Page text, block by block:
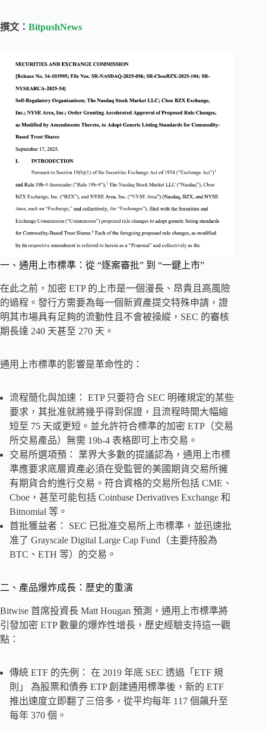
撰文： BitpushNews
一、通用上市標準：從 “逐案審批” 到 “一鍵上市”
在此之前，加密 ETP 的上市是一個漫長、昂貴且高風險
的過程。發行方需要為每一個新資產提交特殊申請，證
明其市場具有足夠的流動性且不會被操縱，SEC 的審核
期長達 240 天甚至 270 天。
通用上市標準的影響是革命性的：
流程簡化與加速： ETP 只要符合 SEC 明確規定的某些
要求，其批准就將幾乎得到保證，且流程時間大幅縮
短至 75 天或更短。並允許符合標準的加密 ETP（交易
所交易產品）無需 19b-4 表格即可上市交易。
交易所選項預： 業界大多數的提議認為，通用上市標
準應要求底層資產必須在受監管的美國期貨交易所擁
有期貨合約進行交易。符合資格的交易所包括 CME、
Cboe，甚至可能包括 Coinbase Derivatives Exchange 和
Bitnomial 等。
首批獲益者： SEC 已批准交易所上市標準，並迅速批
准了 Grayscale Digital Large Cap Fund（主要持股為
BTC、ETH 等）的交易。
二、產品爆炸成長：歷史的重演
Bitwise 首席投資長 Matt Hougan 預測，通用上市標準將
引發加密 ETP 數量的爆炸性增長，歷史經驗支持這一觀
點：
傳統 ETF 的先例： 在 2019 年底 SEC 透過「ETF 規
則」 為股票和債券 ETP 創建通用標準後，新的 ETF
推出速度立即翻了三倍多，從平均每年 117 個飆升至
每年 370 個。